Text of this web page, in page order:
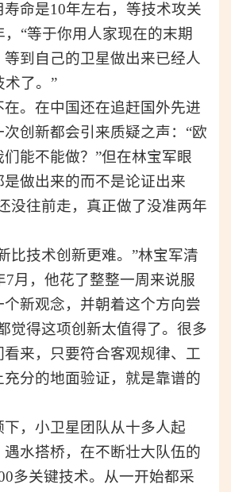
命是10年左右，等技术攻关
“等于你用人家现在的末期
等到自己的卫星做出来已经人
术了。 ”
。在中国还在追赶国外先进
创新都会引来质疑之声：“欧
能不能做？”但在林宝军眼
做出来的而不是论证出来
没往前走，真正做了没准两年
比技术创新更难。”林宝军清
7月，他花了整整一周来说服
新观念，并朝着这个方向尝
觉得这项创新太值得了。 很多
来，只要符合客观规律、工
分的地面验证，就是靠谱的
，小卫星团队从十多人起
水搭桥，在不断壮大队伍的
多关键技术。从一开始都采